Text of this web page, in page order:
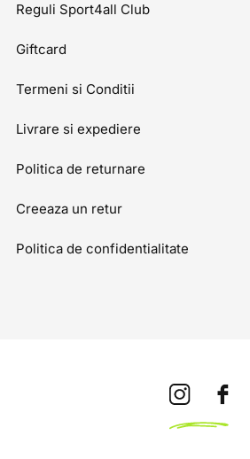
Reguli Sport4all Club
Giftcard
Termeni si Conditii
Livrare si expediere
Politica de returnare
Creeaza un retur
Politica de confidentialitate